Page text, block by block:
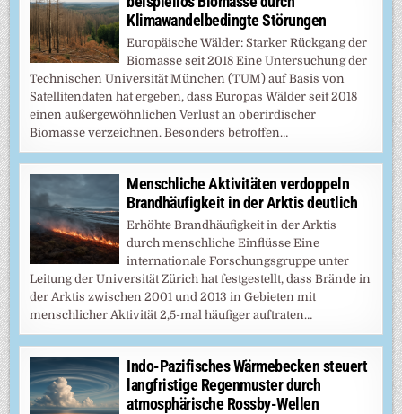
Klimawandelbedingte Störungen
Europäische Wälder: Starker Rückgang der
Biomasse seit 2018 Eine Untersuchung der
Technischen Universität München (TUM) auf Basis von
Satellitendaten hat ergeben, dass Europas Wälder seit 2018
einen außergewöhnlichen Verlust an oberirdischer
Biomasse verzeichnen. Besonders betroffen…
Menschliche Aktivitäten verdoppeln
Brandhäufigkeit in der Arktis deutlich
Erhöhte Brandhäufigkeit in der Arktis
durch menschliche Einflüsse Eine
internationale Forschungsgruppe unter
Leitung der Universität Zürich hat festgestellt, dass Brände in
der Arktis zwischen 2001 und 2013 in Gebieten mit
menschlicher Aktivität 2,5-mal häufiger auftraten…
Indo-Pazifisches Wärmebecken steuert
langfristige Regenmuster durch
atmosphärische Rossby-Wellen